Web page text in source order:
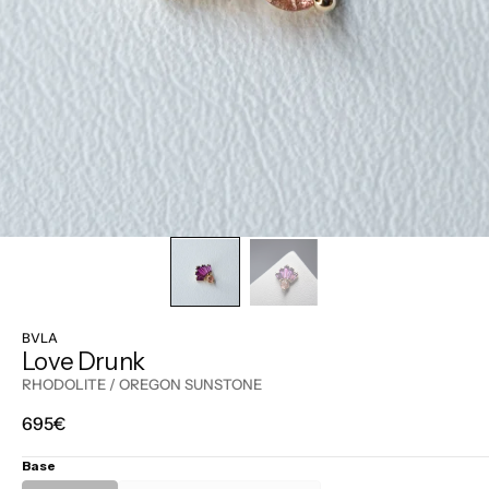
BVLA
Love Drunk
RHODOLITE / OREGON SUNSTONE
Prix
695€
Base